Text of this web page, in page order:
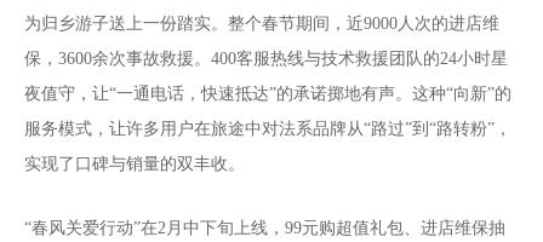
为归乡游子送上一份踏实。整个春节期间，近9000人次的进店维
保，3600余次事故救援。400客服热线与技术救援团队的24小时星
夜值守，让“一通电话，快速抵达”的承诺掷地有声。这种“向新”的
服务模式，让许多用户在旅途中对法系品牌从“路过”到“路转粉”，
实现了口碑与销量的双丰收。
“春风关爱行动”在2月中下旬上线，99元购超值礼包、进店维保抽